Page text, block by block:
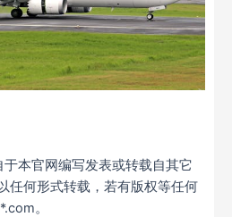
本官网编写发表或转载自其它
任何形式转载，若有版权等任何
。